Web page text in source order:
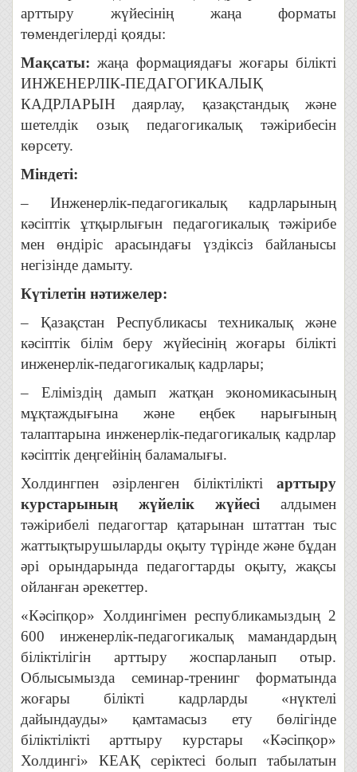
арттыру жүйесінің жаңа форматы
төмендегілерді қояды:
Мақсаты: жаңа формациядағы жоғары білікті
ИНЖЕНЕРЛІК-ПЕДАГОГИКАЛЫҚ
КАДРЛАРЫН даярлау, қазақстандық және
шетелдік озық педагогикалық тәжірибесін
көрсету.
Міндеті:
– Инженерлік-педагогикалық кадрларының
кәсіптік ұтқырлығын педагогикалық тәжірибе
мен өндіріс арасындағы үздіксіз байланысы
негізінде дамыту.
Күтілетін нәтижелер:
– Қазақстан Республикасы техникалық және
кәсіптік білім беру жүйесінің жоғары білікті
инженерлік-педагогикалық кадрлары;
– Еліміздің дамып жатқан экономикасының
мұқтаждығына және еңбек нарығының
талаптарына инженерлік-педагогикалық кадрлар
кәсіптік деңгейінің баламалығы.
Холдингпен әзірленген біліктілікті арттыру
курстарының жүйелік жүйесі алдымен
тәжірибелі педагогтар қатарынан штаттан тыс
жаттықтырушыларды оқыту түрінде және бұдан
әрі орындарында педагогтарды оқыту, жақсы
ойланған әрекеттер.
«Кәсіпқор» Холдингімен республикамыздың 2
600 инженерлік-педагогикалық мамандардың
біліктілігін арттыру жоспарланып отыр.
Облысымызда семинар-тренинг форматында
жоғары білікті кадрларды «нүктелі
дайындауды» қамтамасыз ету бөлігінде
біліктілікті арттыру курстары «Кәсіпқор»
Холдингі» КЕАҚ серіктесі болып табылатын